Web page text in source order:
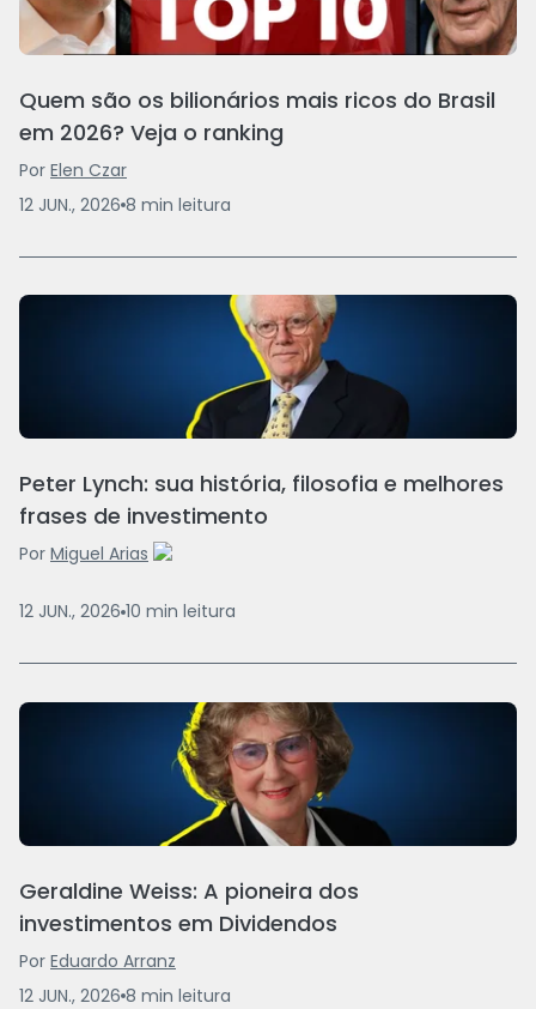
Quem são os bilionários mais ricos do Brasil
em 2026? Veja o ranking
Por Elen Czar
12 JUN., 2026 8 min leitura
Peter Lynch: sua história, filosofia e melhores
frases de investimento
Por Miguel Arias
12 JUN., 2026 10 min leitura
Geraldine Weiss: A pioneira dos
investimentos em Dividendos
Por Eduardo Arranz
12 JUN., 2026 8 min leitura